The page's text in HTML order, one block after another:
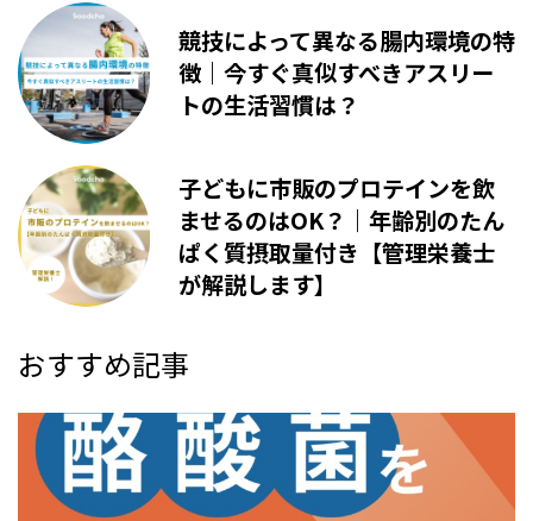
競技によって異なる腸内環境の特
徴｜今すぐ真似すべきアスリー
トの生活習慣は？
子どもに市販のプロテインを飲
ませるのはOK？｜年齢別のたん
ぱく質摂取量付き【管理栄養士
が解説します】
おすすめ記事